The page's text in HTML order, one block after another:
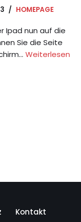
HOMEPAGE
Ipad nun auf die
Sie die Seite
Weiterlesen
Kontakt